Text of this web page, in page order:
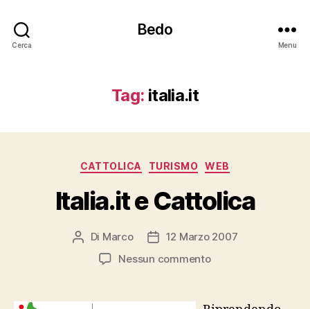
Cerca
Bedo
Menu
Tag: italia.it
Categorie
CATTOLICA TURISMO WEB
Italia.it e Cattolica
Autore
articolo
Di Marco
Data12 Marzo 2007
Nessun commentosu
Cattolica